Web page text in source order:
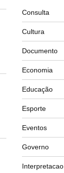
Consulta
Cultura
Documento
Economia
Educação
Esporte
Eventos
Governo
Interpretacao